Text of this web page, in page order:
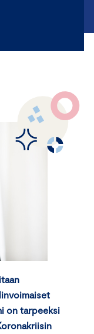
on tarpeeksi